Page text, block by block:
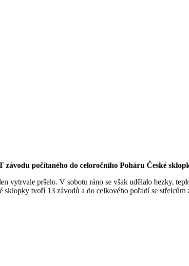
závodu počítaného do celoročního Poháru České
vytrvale pršelo. V sobotu ráno se však udělalo hezky,
tvoří 13 závodů a do celkového pořadí se